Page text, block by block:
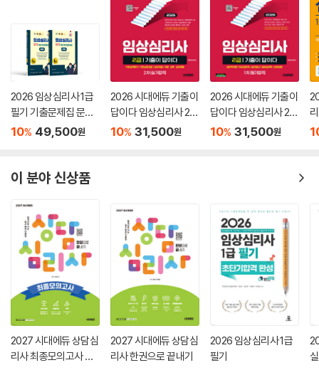
2026 임상심리사 1급
필기 기출문제집 문제
&해설편
10% 49,500원
2026 시대에듀 기출이
답이다 임상심리사 2급
2차 실기합격 한권으로
10% 31,500원
2026 시대에듀 기출이
답이다 임상심리사 2급
1차 필기합격 한권으로
10% 31,500원
이 분야 신상품
2027 시대에듀 상담심
리사 최종모의고사 한
2027 시대에듀 상담심
리사 한권으로 끝내기
2026 임상심리사 1급
필기